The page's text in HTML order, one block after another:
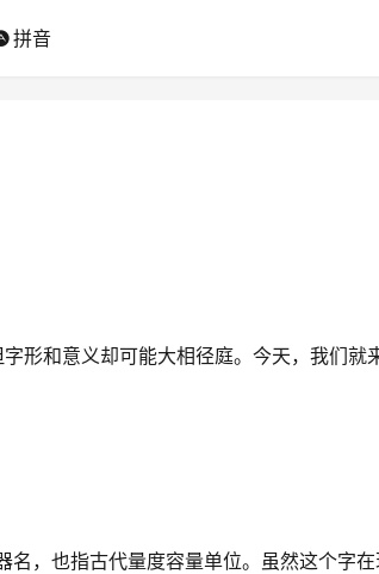
拼音
和意义却可能大相径庭。今天，我们就
，也指古代量度容量单位。虽然这个字